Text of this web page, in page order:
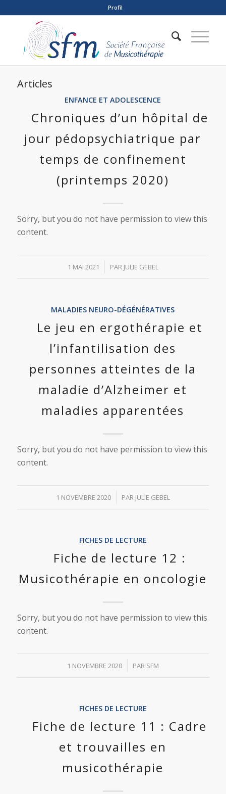
Profil
Articles
ENFANCE ET ADOLESCENCE
Chroniques d’un hôpital de
jour pédopsychiatrique par
temps de confinement
(printemps 2020)
Sorry, but you do not have permission to view this
content.
1 MAI 2021
/ PAR JULIE GEBEL
MALADIES NEURO-DÉGÉNÉRATIVES
Le jeu en ergothérapie et
l’infantilisation des
personnes atteintes de la
maladie d’Alzheimer et
maladies apparentées
Sorry, but you do not have permission to view this
content.
1 NOVEMBRE 2020
/ PAR JULIE GEBEL
FICHES DE LECTURE
Fiche de lecture 12 :
Musicothérapie en oncologie
Sorry, but you do not have permission to view this
content.
1 NOVEMBRE 2020
/ PAR SFM
FICHES DE LECTURE
Fiche de lecture 11 : Cadre
et trouvailles en
musicothérapie